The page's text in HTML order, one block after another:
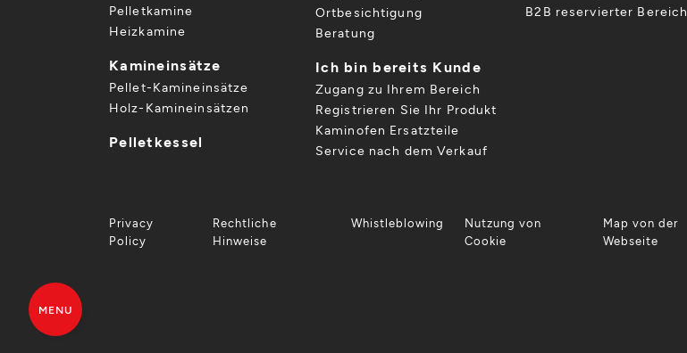
Pelletkamine
Heizkamine
Kamineinsätze
Pellet-Kamineinsätze
Holz-Kamineinsätzen
Pelletkessel
Ortbesichtigung
Beratung
Ich bin bereits Kunde
Zugang zu Ihrem Bereich
Registrieren Sie Ihr Produkt
Kaminofen Ersatzteile
Service nach dem Verkauf
B2B reservierter Bereich
Privacy
Policy
Rechtliche
Hinweise
Whistleblowing
Nutzung von
Cookie
Map von der
Webseite
MENU